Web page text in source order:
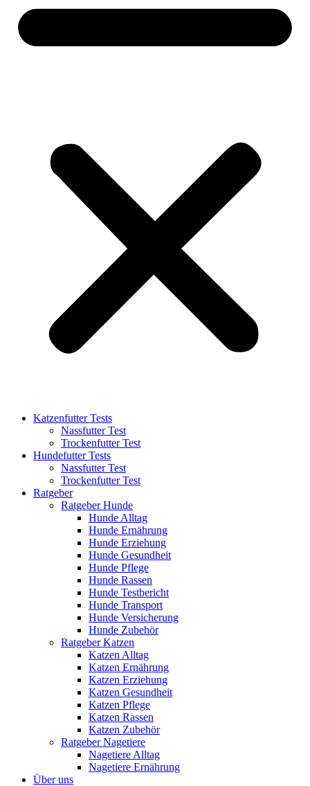
Katzenfutter Tests
Nassfutter Test
Trockenfutter Test
Hundefutter Tests
Nassfutter Test
Trockenfutter Test
Ratgeber
Ratgeber Hunde
Hunde Alltag
Hunde Ernährung
Hunde Erziehung
Hunde Gesundheit
Hunde Pflege
Hunde Rassen
Hunde Testbericht
Hunde Transport
Hunde Versicherung
Hunde Zubehör
Ratgeber Katzen
Katzen Alltag
Katzen Ernährung
Katzen Erziehung
Katzen Gesundheit
Katzen Pflege
Katzen Rassen
Katzen Zubehör
Ratgeber Nagetiere
Nagetiere Alltag
Nagetiere Ernährung
Über uns